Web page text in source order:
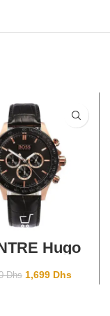
Hugo
Dhs 1,699 Dhs